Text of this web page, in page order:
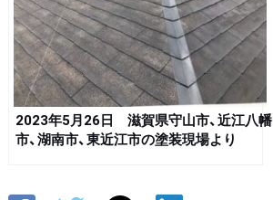
2023年5月26日 滋賀県守山市、近江八幡
市、湖南市、東近江市の塗装現場より